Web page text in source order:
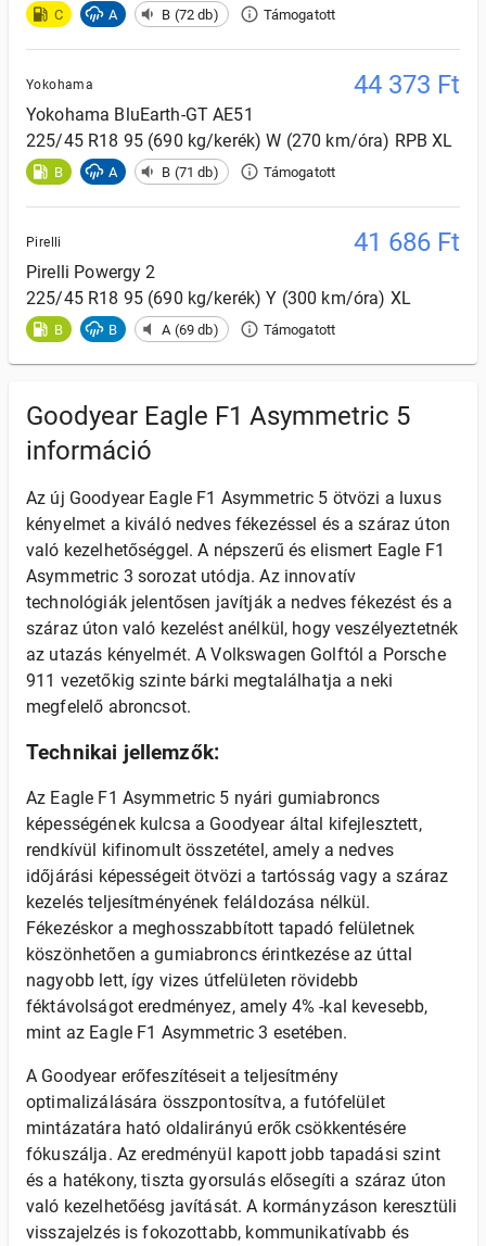
C A B (72 db) Támogatott
Yokohama 44 373 Ft
Yokohama BluEarth-GT AE51
225/45 R18 95 (690 kg/kerék) W (270 km/óra) RPB XL
B A B (71 db) Támogatott
Pirelli 41 686 Ft
Pirelli Powergy 2
225/45 R18 95 (690 kg/kerék) Y (300 km/óra) XL
B B A (69 db) Támogatott
Goodyear Eagle F1 Asymmetric 5
információ
Az új Goodyear Eagle F1 Asymmetric 5 ötvözi a luxus
kényelmet a kiváló nedves fékezéssel és a száraz úton
való kezelhetőséggel. A népszerű és elismert Eagle F1
Asymmetric 3 sorozat utódja. Az innovatív
technológiák jelentősen javítják a nedves fékezést és a
száraz úton való kezelést anélkül, hogy veszélyeztetnék
az utazás kényelmét. A Volkswagen Golftól a Porsche
911 vezetőkig szinte bárki megtalálhatja a neki
megfelelő abroncsot.
Technikai jellemzők:
Az Eagle F1 Asymmetric 5 nyári gumiabroncs
képességének kulcsa a Goodyear által kifejlesztett,
rendkívül kifinomult összetétel, amely a nedves
időjárási képességeit ötvözi a tartósság vagy a száraz
kezelés teljesítményének feláldozása nélkül.
Fékezéskor a meghosszabbított tapadó felületnek
köszönhetően a gumiabroncs érintkezése az úttal
nagyobb lett, így vizes útfelületen rövidebb
féktávolságot eredményez, amely 4% -kal kevesebb,
mint az Eagle F1 Asymmetric 3 esetében.
A Goodyear erőfeszítéseit a teljesítmény
optimalizálására összpontosítva, a futófelület
mintázatára ható oldalirányú erők csökkentésére
fókuszálja. Az eredményül kapott jobb tapadási szint
és a hatékony, tiszta gyorsulás elősegíti a száraz úton
való kezelhetőésg javítását. A kormányzáson keresztüli
visszajelzés is fokozottabb, kommunikatívabb és